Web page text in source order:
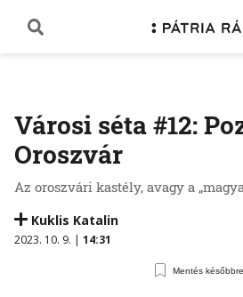
Városi séta #12:
Oroszvár
Az oroszvári kastély, avagy a
Kuklis Katalin
2023. 10. 9. | 14:31
Mentés későbbre